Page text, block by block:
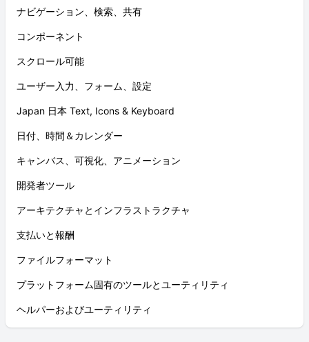
ナビゲーション、検索、共有
コンポーネント
スクロール可能
ユーザー入力、フォーム、設定
Japan 日本 Text, Icons & Keyboard
日付、時間＆カレンダー
キャンバス、可視化、アニメーション
開発者ツール
アーキテクチャとインフラストラクチャ
支払いと報酬
ファイルフォーマット
プラットフォーム固有のツールとユーティリティ
ヘルパーおよびユーティリティ